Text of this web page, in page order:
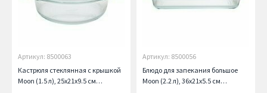
Артикул: 8500063
Кастрюля стеклянная с крышкой
Moon (1.5 л), 25х21х9.5 см
Артикул: 8500056
Блюдо для запекания большое
Moon (2.2 л), 36х21х5.5 см